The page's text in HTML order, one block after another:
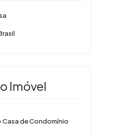
Imóvel
Casa de Condomínio